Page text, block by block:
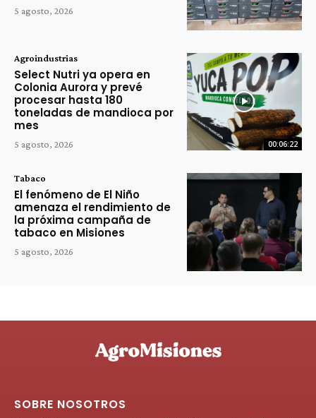
5 agosto, 2026
00:06:22
Agroindustrias
Select Nutri ya opera en
Colonia Aurora y prevé
procesar hasta 180
toneladas de mandioca por
mes
5 agosto, 2026
Tabaco
El fenómeno de El Niño
amenaza el rendimiento de
la próxima campaña de
tabaco en Misiones
5 agosto, 2026
SOBRE NOSOTROS